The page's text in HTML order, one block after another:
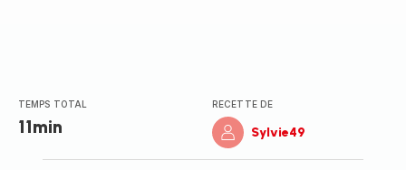
TEMPS TOTAL
11min
RECETTE DE
Sylvie49